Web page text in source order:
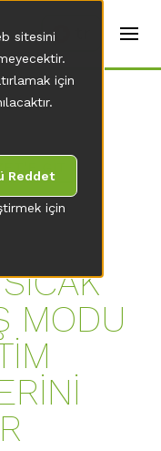
için
sitesini
için
Reddet
MODU